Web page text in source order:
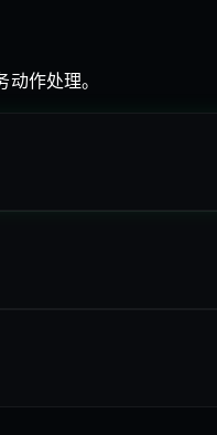
作处理。